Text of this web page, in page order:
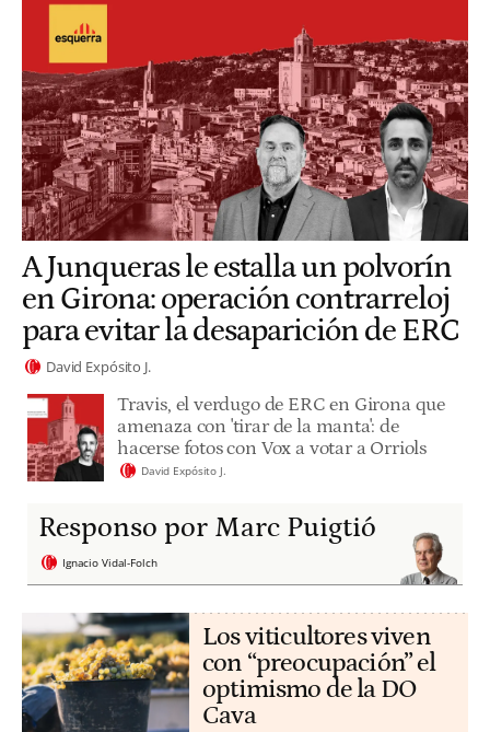
A Junqueras le estalla un polvorín
en Girona: operación contrarreloj
para evitar la desaparición de ERC
David Expósito J.
Travis, el verdugo de ERC en Girona que
amenaza con 'tirar de la manta': de
hacerse fotos con Vox a votar a Orriols
David Expósito J.
Responso por Marc Puigtió
Ignacio Vidal-Folch
Los viticultores viven
con “preocupación” el
optimismo de la DO
Cava